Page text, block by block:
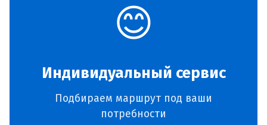
😊
Индивидуальный сервис
Подбираем маршрут под ваши
потребности